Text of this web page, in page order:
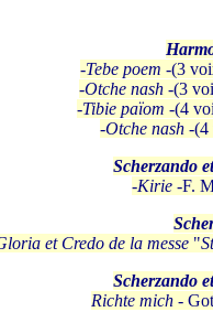
-Tebe poem -(3
-Otche nash-(3
-Tibie païom -(4
-Otche nash -(4
Scherzando
-Kirie-F.
et Credo de la messe "
Scherzando
Richte mich-